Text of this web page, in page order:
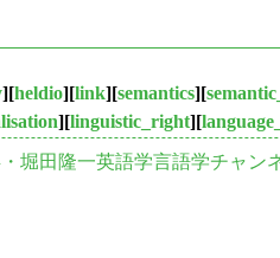
][heldio][link][semantics][
][linguistic_right][
・堀田隆一英語学言語学チャン